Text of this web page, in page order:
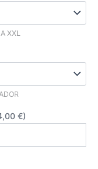
XXL
€)